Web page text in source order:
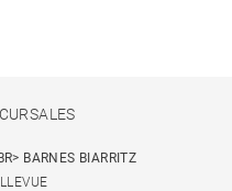
BARNES BIARRITZ